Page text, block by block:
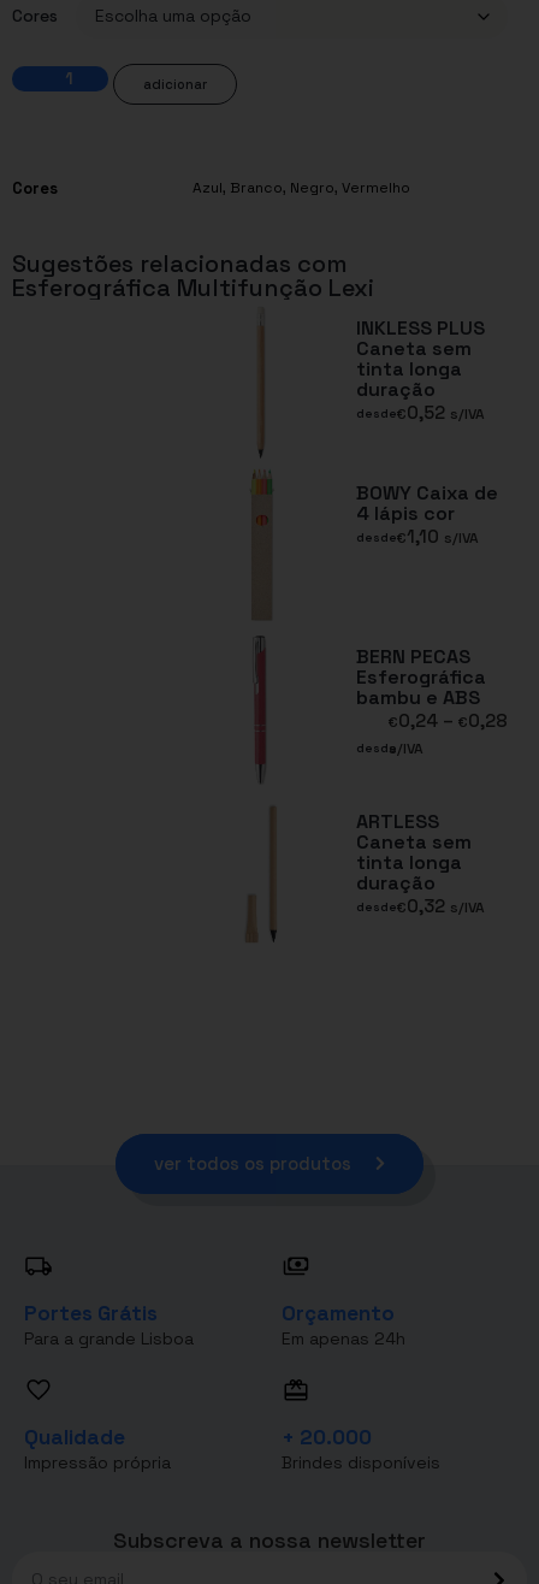
Cores
adicionar
Cores Azul, Branco, Negro, Vermelho
Sugestões relacionadas com
Esferográfica Multifunção Lexi
INKLESS PLUS
Caneta sem
tinta longa
duração
desde€0,52 s/IVA
BOWY Caixa de
4 lápis cor
desde€1,10 s/IVA
BERN PECAS
Esferográfica
bambu e ABS
desde
€0,24 – €0,28
s/IVA
ARTLESS
Caneta sem
tinta longa
duração
desde€0,32 s/IVA
ver todos os produtos
Portes Grátis
Para a grande Lisboa
Orçamento
Em apenas 24h
Qualidade
Impressão própria
+ 20.000
Brindes disponíveis
Subscreva a nossa newsletter